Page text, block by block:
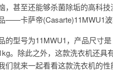
甚至还能够杀菌除垢的高科技
——卡萨帝(Casarte)11MWU1波
的型号为11MWU1，产品尺寸是
。除此之外，这款洗衣机还具
就来一起看看这款洗衣机的性